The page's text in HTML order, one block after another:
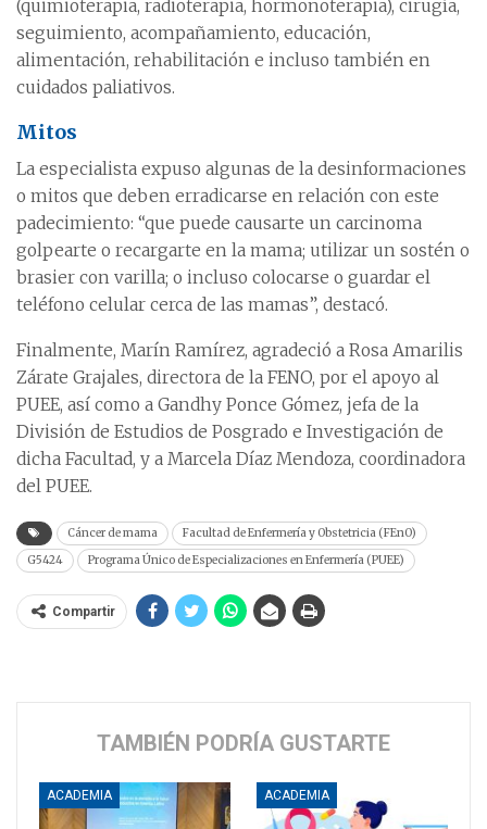
(quimioterapia, radioterapia, hormonoterapia), cirugía,
seguimiento, acompañamiento, educación,
alimentación, rehabilitación e incluso también en
cuidados paliativos.
Mitos
La especialista expuso algunas de la desinformaciones
o mitos que deben erradicarse en relación con este
padecimiento: “que puede causarte un carcinoma
golpearte o recargarte en la mama; utilizar un sostén o
brasier con varilla; o incluso colocarse o guardar el
teléfono celular cerca de las mamas”, destacó.
Finalmente, Marín Ramírez, agradeció a Rosa Amarilis
Zárate Grajales, directora de la FENO, por el apoyo al
PUEE, así como a Gandhy Ponce Gómez, jefa de la
División de Estudios de Posgrado e Investigación de
dicha Facultad, y a Marcela Díaz Mendoza, coordinadora
del PUEE.
Cáncer de mama
Facultad de Enfermería y Obstetricia (FEnO)
G5424
Programa Único de Especializaciones en Enfermería (PUEE)
Compartir
TAMBIÉN PODRÍA GUSTARTE
ACADEMIA ACADEMIA